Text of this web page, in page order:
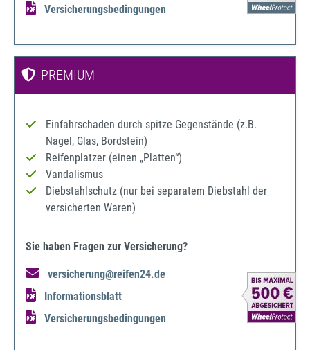
Versicherungsbedingungen
PREMIUM
Einfahrschaden durch spitze Gegenstände (z.B.
Nagel, Glas, Bordstein)
Reifenplatzer (einen „Platten“)
Vandalismus
Diebstahlschutz (nur bei separatem Diebstahl der
versicherten Waren)
Sie haben Fragen zur Versicherung?
versicherung@reifen24.de
Informationsblatt
Versicherungsbedingungen